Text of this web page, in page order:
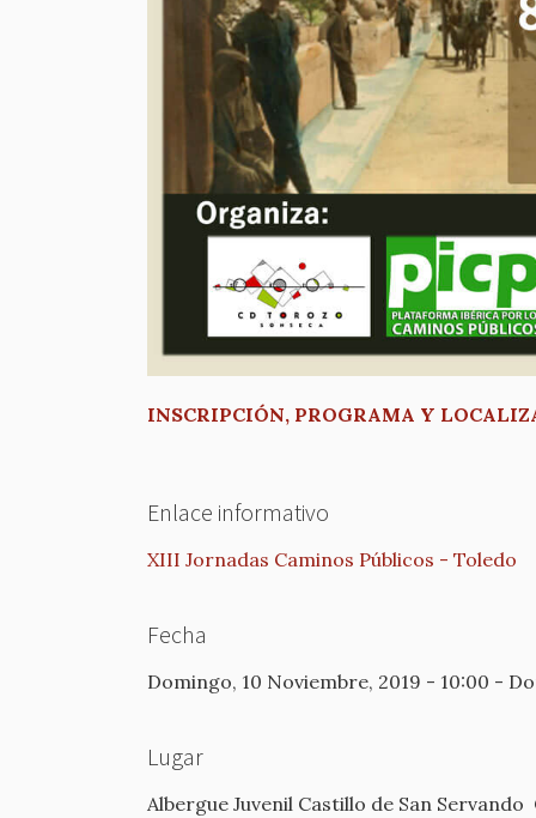
INSCRIPCIÓN, PROGRAMA Y
Enlace informativo
XIII Jornadas Caminos Públicos - Toledo
Fecha
Domingo, 10 Noviembre, 2019 - 10:00 -
Lugar
Albergue Juvenil Castillo de San Servando